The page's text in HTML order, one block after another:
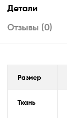
s
A
Детали
Отзывы (0)
Размер
Ткань